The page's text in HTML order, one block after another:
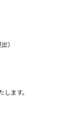
）
ます。